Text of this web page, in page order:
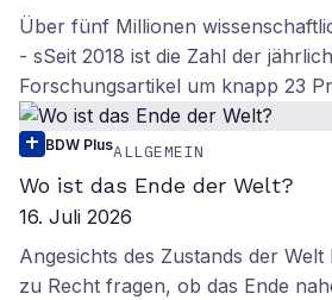
Über fünf Millionen
- sSeit 2018 ist die Zahl der
Forschungsartikel um knapp 23
BDW PlusALLGEMEIN
Wo ist das Ende der Welt?
16. Juli 2026
Angesichts des Zustands der
zu Recht fragen, ob das Ende